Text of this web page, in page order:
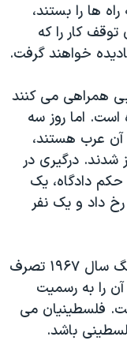
ها را بستند،
کار را که
خواهند گرفت.
همراهی می کنند
است. اما روز سه
آن عرب هستند،
شدند. درگیری در
حکم دادگاه، یک
رخ داد و یک نفر
اسراییل، اورشلیم شرقی را در جریان جنگ سال ۱۹۶۷ تصرف
را به رسمیت
فلسطینیان می
باشد.